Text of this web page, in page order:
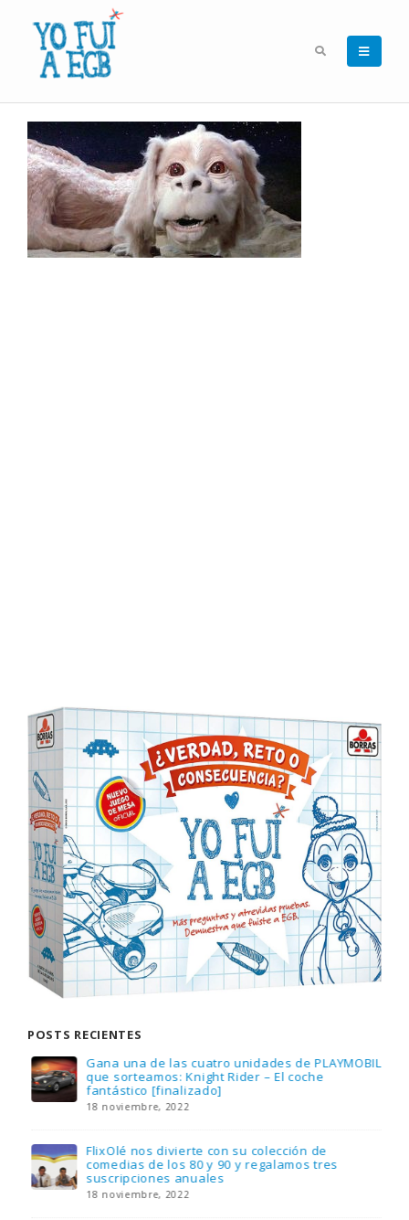
POSTS RECIENTES
Gana una de las cuatro unidades de PLAYMOBIL
que sorteamos: Knight Rider – El coche
fantástico [finalizado]
18 noviembre, 2022
FlixOlé nos divierte con su colección de
comedias de los 80 y 90 y regalamos tres
suscripciones anuales
18 noviembre, 2022